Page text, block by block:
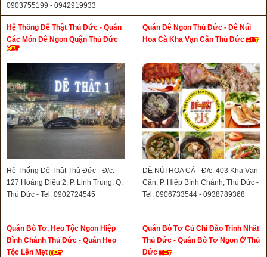
0903755199 - 0942919933
Hệ Thống Dê Thật Thủ Đức - Quán
Các Món Dê Ngon Quận Thủ Đức
Hệ Thống Dê Thật Thủ Đức - Đ/c:
127 Hoàng Diệu 2, P. Linh Trung, Q.
Thủ Đức - Tel: 0902724545
Quán Dê Ngon Thủ Đức - Dê Núi
Hoa Cà Kha Vạn Cân Thủ Đức
DÊ NÚI HOA CÀ - Đ/c: 403 Kha Vạn
Cân, P. Hiệp Bình Chánh, Thủ Đức -
Tel: 0906733544 - 0938789368
Quán Bò Tơ, Heo Tộc Ngon Hiệp
Bình Chánh Thủ Đức - Quán Heo
Tộc Lên Mẹt
Quán Bò Tơ Củ Chi Đào Trinh Nhất
Thủ Đức - Quán Bò Tơ Ngon Ở Thủ
Đức